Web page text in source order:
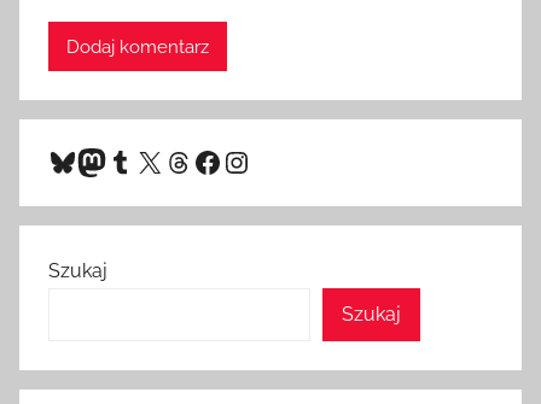
Bluesky
Mastodon
Tumblr
X Threads
Facebook
Instagram
Szukaj
Szukaj